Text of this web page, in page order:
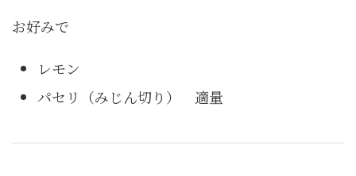
お好みで
レモン
パセリ（みじん切り） 適量